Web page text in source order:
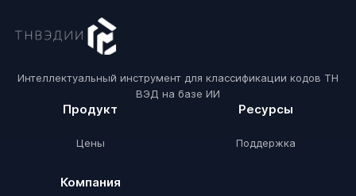
Интеллектуальный инструмент для классификации кодов ТН
ВЭД на базе ИИ
Продукт
Цены
Ресурсы
Поддержка
Компания